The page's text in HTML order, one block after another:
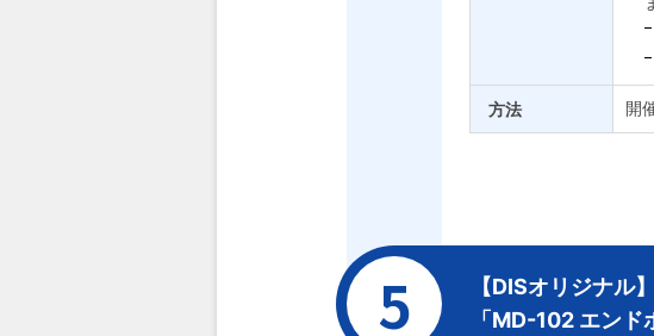
方法 開
【DISオリジナル】
「MD-102 エン